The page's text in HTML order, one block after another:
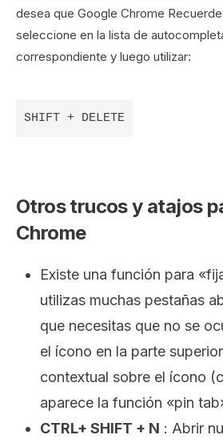
desea que Google Chrome
seleccione en la lista de
correspondiente y luego utilizar:
Otros trucos y atajos
Chrome
Existe una función para
utilizas muchas pestañas
que necesitas que no se
el ícono en la parte
contextual sobre el ícono
aparece la función «pin
CTRL+ SHIFT + N : Abrir